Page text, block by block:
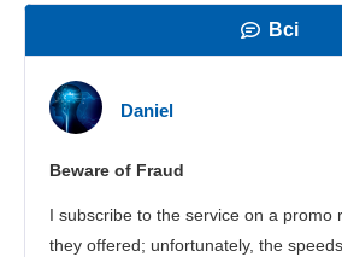
Всі
Підтримка
Daniel
Beware of Fraud
I subscribe to the service on a promo
they offered; unfortunately, the